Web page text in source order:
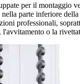
per il montaggio
parte inferiore
professionali,
o la